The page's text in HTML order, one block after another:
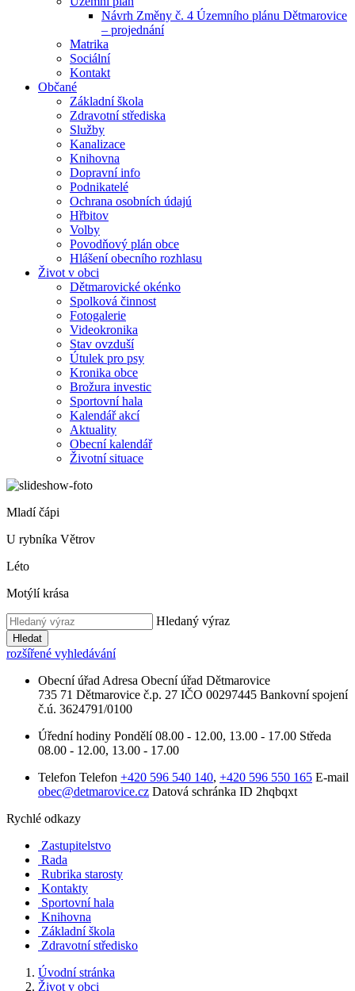
Návrh Změny č. 4 Územního plánu Dětmarovice
– projednání
Matrika
Sociální
Kontakt
Občané
Základní škola
Zdravotní střediska
Služby
Kanalizace
Knihovna
Dopravní info
Podnikatelé
Ochrana osobních údajú
Hřbitov
Volby
Povodňový plán obce
Hlášení obecního rozhlasu
Život v obci
Dětmarovické okénko
Spolková činnost
Fotogalerie
Videokronika
Stav ovzduší
Útulek pro psy
Kronika obce
Brožura investic
Sportovní hala
Kalendář akcí
Aktuality
Obecní kalendář
Životní situace
Mladí čápi
U rybníka Větrov
Léto
Motýlí krása
Hledaný výraz
Hledat
rozšířené vyhledávání
Obecní úřad Adresa Obecní úřad Dětmarovice
735 71 Dětmarovice č.p. 27 IČO 00297445 Bankovní spojení
č.ú. 3624791/0100
Úřední hodiny Pondělí 08.00 - 12.00, 13.00 - 17.00 Středa
08.00 - 12.00, 13.00 - 17.00
Telefon Telefon +420 596 540 140, +420 596 550 165 E-mail
obec@detmarovice.cz Datová schránka ID 2hqbqxt
Rychlé odkazy
Zastupitelstvo
Rada
Rubrika starosty
Kontakty
Sportovní hala
Knihovna
Základní škola
Zdravotní středisko
Úvodní stránka
Život v obci